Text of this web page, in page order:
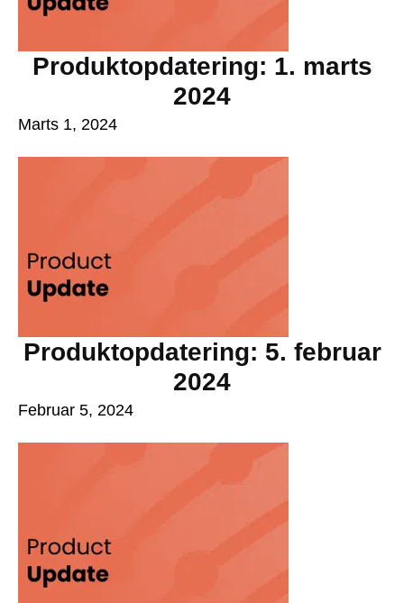
Produktopdatering: 1. marts
2024
Marts 1, 2024
Produktopdatering: 5. februar
2024
Februar 5, 2024